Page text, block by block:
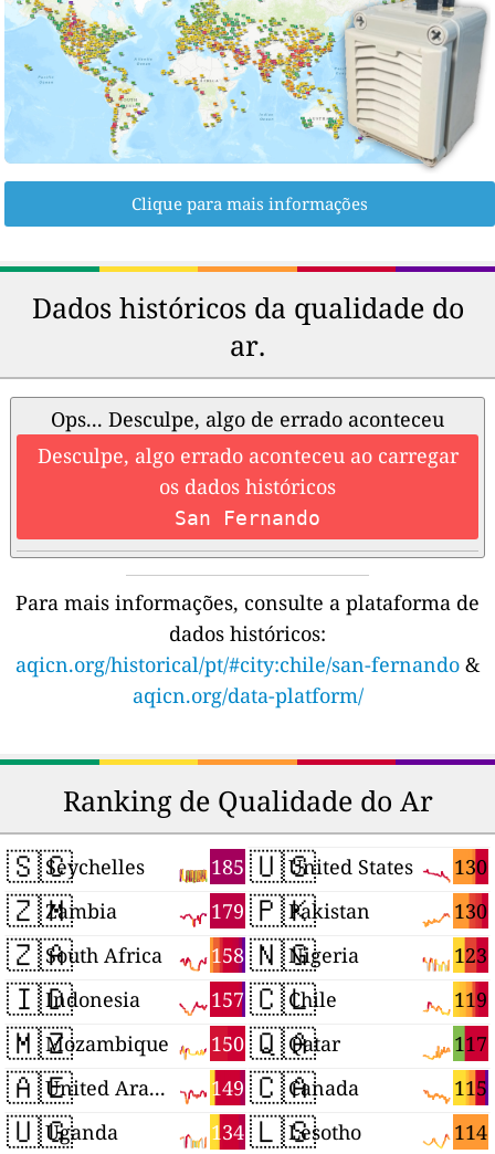
Clique para mais informações
Dados históricos da qualidade do
ar.
Ops... Desculpe, algo de errado aconteceu
Desculpe, algo errado aconteceu ao carregar
os dados históricos
San Fernando
Para mais informações, consulte a plataforma de
dados históricos:
aqicn.org/historical/pt/#city:chile/san-fernando &
aqicn.org/data-platform/
Ranking de Qualidade do Ar
🇸🇨 185
Seychelles
🇿🇲 179
Zambia
🇿🇦 158
South Africa
🇮🇩 157
Indonesia
🇲🇿 150
Mozambique
🇦🇪 149
United Arab Emirates
🇺🇬 134
Uganda
🇺🇸 130
United States
🇵🇰 130
Pakistan
🇳🇬 123
Nigeria
🇨🇱 119
Chile
🇶🇦 117
Qatar
🇨🇦 115
Canada
🇱🇸 114
Lesotho